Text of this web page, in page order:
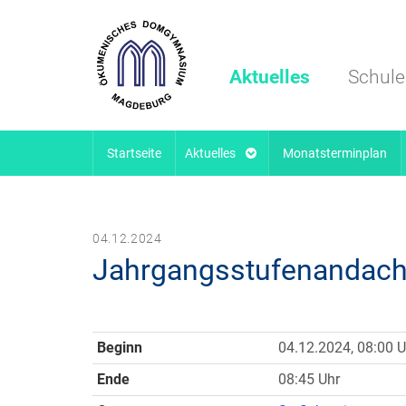
Aktuelles Schule
Startseite Aktuelles Monatsterminplan
04.12.2024
Beginn
04.12.2024, 08:00
Ende
08:45 Uhr